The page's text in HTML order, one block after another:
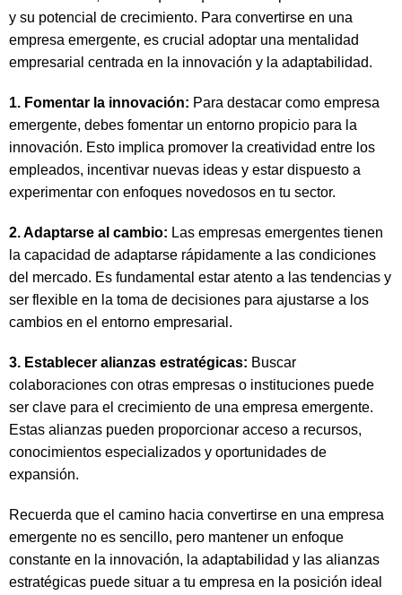
y su potencial de crecimiento. Para convertirse en una
empresa emergente, es crucial adoptar una mentalidad
empresarial centrada en la innovación y la adaptabilidad.
1. Fomentar la innovación: Para destacar como empresa
emergente, debes fomentar un entorno propicio para la
innovación. Esto implica promover la creatividad entre los
empleados, incentivar nuevas ideas y estar dispuesto a
experimentar con enfoques novedosos en tu sector.
2. Adaptarse al cambio: Las empresas emergentes tienen
la capacidad de adaptarse rápidamente a las condiciones
del mercado. Es fundamental estar atento a las tendencias y
ser flexible en la toma de decisiones para ajustarse a los
cambios en el entorno empresarial.
3. Establecer alianzas estratégicas: Buscar
colaboraciones con otras empresas o instituciones puede
ser clave para el crecimiento de una empresa emergente.
Estas alianzas pueden proporcionar acceso a recursos,
conocimientos especializados y oportunidades de
expansión.
Recuerda que el camino hacia convertirse en una empresa
emergente no es sencillo, pero mantener un enfoque
constante en la innovación, la adaptabilidad y las alianzas
estratégicas puede situar a tu empresa en la posición ideal